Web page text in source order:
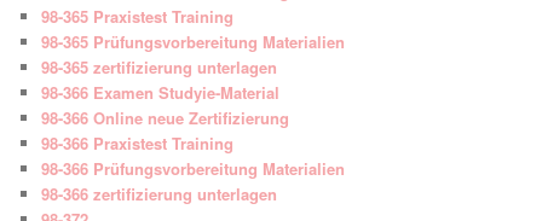
98-365 Praxistest Training
98-365 Prüfungsvorbereitung Materialien
98-365 zertifizierung unterlagen
98-366 Examen Studyie-Material
98-366 Online neue Zertifizierung
98-366 Praxistest Training
98-366 Prüfungsvorbereitung Materialien
98-366 zertifizierung unterlagen